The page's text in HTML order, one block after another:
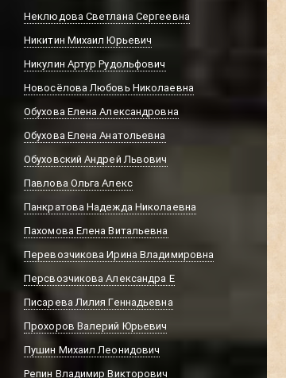
Неклюдова Светлана Сергеевна
Никитин Михаил Юрьевич
Никулин Артур Рудольфович
Новосёлова Любовь Николаевна
Обухова Елена Александровна
Обухова Елена Анатольевна
Обуховский Андрей Львович
Павлова Ольга Алекс
Панкратова Надежда Николаевна
Пахомова Елена Витальевна
Перевозчикова Ирина Владимировна
Персвозчикова Александра Е
Писарева Лилия Геннадьевна
Прохоров Валерий Юрьевич
Пушин Михаил Леонидович
Репин Владимир Викторович